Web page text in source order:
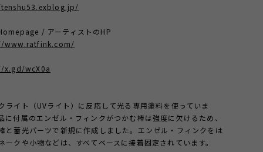
/ アーティストのHP
www.ratfink.com/
x.gd/wcX0a
ライト（UVライト）に反応して光る専用塗料を使っていま
に付属のエンゼル・フィンクがつかむ棒は強度に欠けるため、
と蓄光パーツで新規に作成しました。エンゼル・フィンクをは
ークや小物などは、すべてベースに接着固定されています。